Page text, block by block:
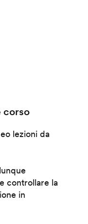
corso
lezioni da
controllare la
in